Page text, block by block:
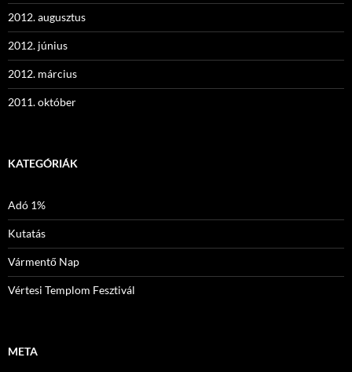
2012. augusztus
2012. június
2012. március
2011. október
KATEGÓRIÁK
Adó 1%
Kutatás
Vármentő Nap
Vértesi Templom Fesztivál
META